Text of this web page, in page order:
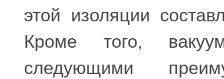
этой изоляции
Кроме того,
следующими